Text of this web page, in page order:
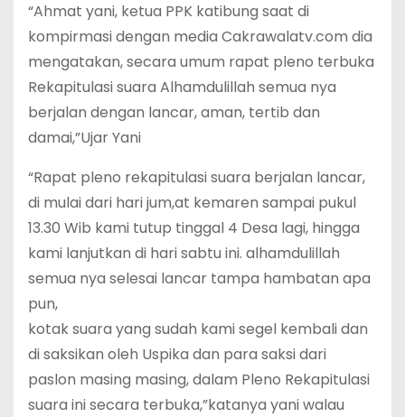
“Ahmat yani, ketua PPK katibung saat di
kompirmasi dengan media Cakrawalatv.com dia
mengatakan, secara umum rapat pleno terbuka
Rekapitulasi suara Alhamdulillah semua nya
berjalan dengan lancar, aman, tertib dan
damai,”Ujar Yani
“Rapat pleno rekapitulasi suara berjalan lancar,
di mulai dari hari jum,at kemaren sampai pukul
13.30 Wib kami tutup tinggal 4 Desa lagi, hingga
kami lanjutkan di hari sabtu ini. alhamdulillah
semua nya selesai lancar tampa hambatan apa
pun,
kotak suara yang sudah kami segel kembali dan
di saksikan oleh Uspika dan para saksi dari
paslon masing masing, dalam Pleno Rekapitulasi
suara ini secara terbuka,”katanya yani walau